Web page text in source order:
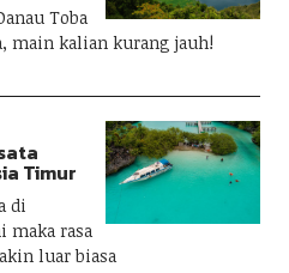
Toba
main kalian kurang jauh!
Timur
di
rasa
luar biasa